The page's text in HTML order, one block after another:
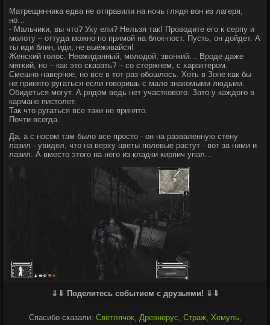
Матрещинника едва не отправили на ночь глядя вон из лагеря,
но…
- Мальчики, вы что? Уху ели? Нельзя так! Проводите его к серпу и
молоту – оттуда можно по прямой на блок-пост. Пусть, он дойдет. А
ты иди блин, иди, не выёживайся!
Женский голос. Неожиданный, молодой, звонкий… Вроде даже
мягкий, но – как это сказать? – со стержнем, с характером.
Смешно наверное, но все в тот раз обошлось. Хоть в Зоне как бы
не принято ругаться если говоришь с мало знакомыми людьми.
Обидеться могут. А рядом ведь нет участкового. Зато у каждого в
кармане пистолет.
Так что ругаться все таки не принято.
Почти всегда.
Да, а с носом там было все просто - он на разваленную стену
лазил - увидел, что на верху цветы полевые растут - вот за ними и
лазил. А вместо этого на него из кладки кирпич упал...
⇓⇓ Поделитесь событием с друзьями! ⇓⇓
Спасибо сказали: Светлячок, Древнерус, Страж, Хемуль,